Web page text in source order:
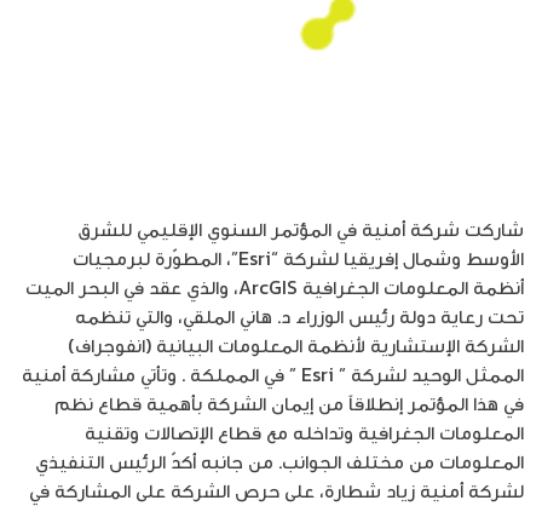
شاركت شركة أمنية في المؤتمر السنوي الإقليمي للشرق
الأوسط وشمال إفريقيا لشركة “Esri”، المطوّرة لبرمجيات
أنظمة المعلومات الجغرافية ArcGIS، والذي عقد في البحر الميت
تحت رعاية دولة رئيس الوزراء د. هاني الملقي، والتي تنظمه
الشركة الإستشارية لأنظمة المعلومات البيانية (انفوجراف)
الممثل الوحيد لشركة ” Esri ” في المملكة . وتأتي مشاركة أمنية
في هذا المؤتمر إنطلاقاً من إيمان الشركة بأهمية قطاع نظم
المعلومات الجغرافية وتداخله مع قطاع الإتصالات وتقنية
المعلومات من مختلف الجوانب. من جانبه أكدّ الرئيس التنفيذي
لشركة أمنية زياد شطارة، على حرص الشركة على المشاركة في